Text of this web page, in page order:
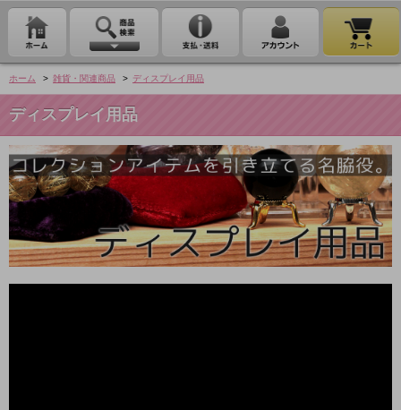
ホーム > 雑貨・関連商品 > ディスプレイ用品
ディスプレイ用品